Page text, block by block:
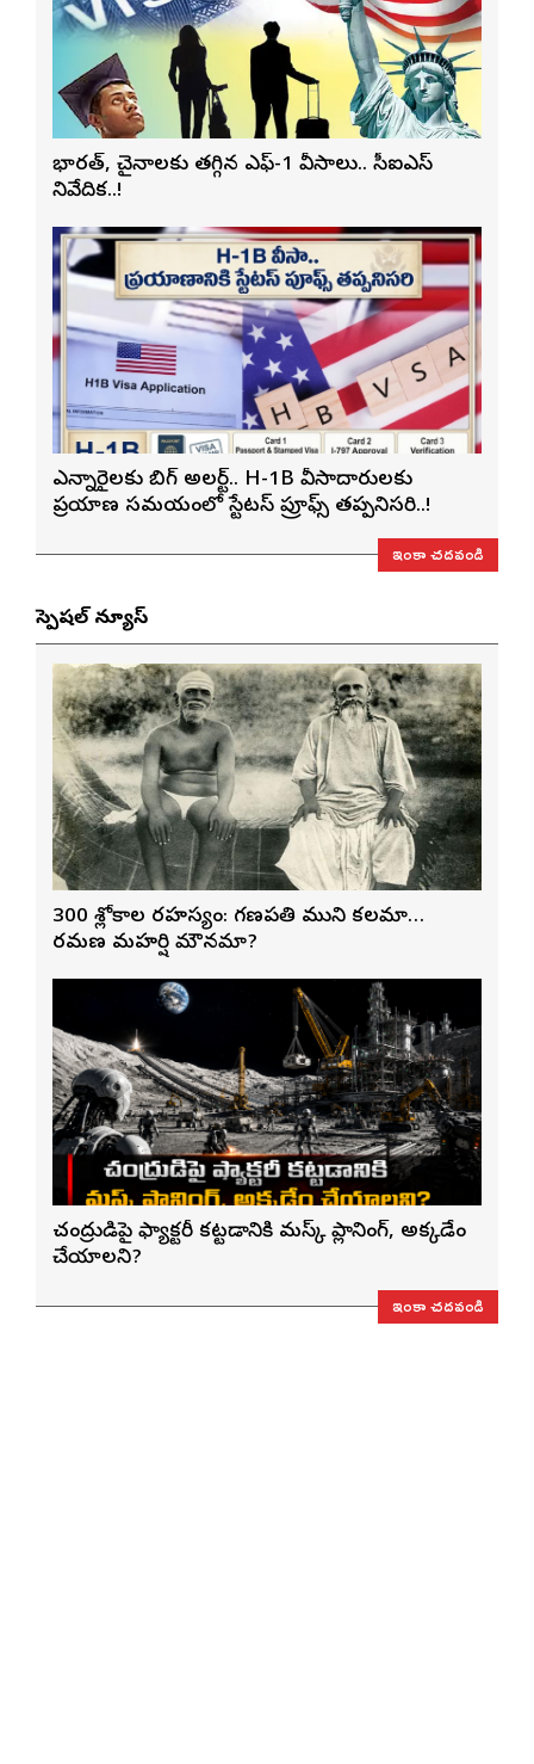
భారత్, చైనాలకు తగ్గిన ఎఫ్-1 వీసాలు.. సీఐఎస్
నివేదిక..!
ఎన్నారైలకు బిగ్ అలర్ట్.. H-1B వీసాదారులకు
ప్రయాణ సమయంలో స్టేటస్ ప్రూఫ్స్ తప్పనిసరి..!
ఇంకా చదవండి
స్పెషల్ న్యూస్
300 శ్లోకాల రహస్యం: గణపతి ముని కలమా…
రమణ మహర్షి మౌనమా?
చంద్రుడిపై ఫ్యాక్టరీ కట్టడానికి మస్క్ ప్లానింగ్, అక్కడేం
చేయాలని?
ఇంకా చదవండి